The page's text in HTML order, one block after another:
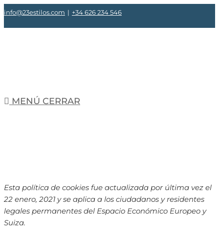
Saltar
info@23estilos.com | +34 626 234 546
MENÚ CERRAR
Esta política de cookies fue actualizada por última vez el
22 enero, 2021 y se aplica a los ciudadanos y residentes
legales permanentes del Espacio Económico Europeo y
Suiza.